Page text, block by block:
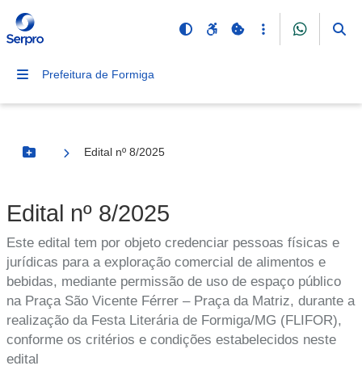
Prefeitura de Formiga
Botão Menu
Edital nº 8/2025
Edital nº 8/2025
Este edital tem por objeto credenciar pessoas físicas e
jurídicas para a exploração comercial de alimentos e
bebidas, mediante permissão de uso de espaço público
na Praça São Vicente Férrer – Praça da Matriz, durante a
realização da Festa Literária de Formiga/MG (FLIFOR),
conforme os critérios e condições estabelecidos neste
edital